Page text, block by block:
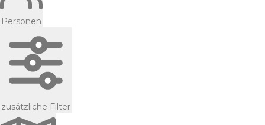
Personen
zusätzliche Filter